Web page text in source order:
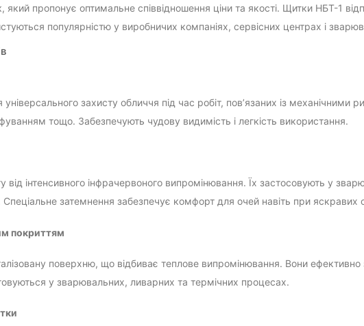
пропонує оптимальне співвідношення ціни та якості. Щитки НБТ-1
популярністю у виробничих компаніях, сервісних центрах і
захисту обличчя під час робіт, пов’язаних із
тощо. Забезпечують чудову видимість і легкість використання.
від інтенсивного інфрачервоного випромінювання. Їх застосовують у
Спеціальне затемнення забезпечує комфорт для очей навіть при яскравих
покриттям
поверхню, що відбиває теплове випромінювання. Вони
у зварювальних, ливарних та термічних процесах.